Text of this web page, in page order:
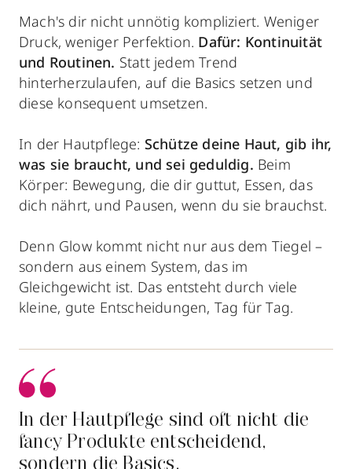
Mach's dir nicht unnötig kompliziert. Weniger
Druck, weniger Perfektion. Dafür: Kontinuität
und Routinen. Statt jedem Trend
hinterherzulaufen, auf die Basics setzen und
diese konsequent umsetzen.
In der Hautpflege: Schütze deine Haut, gib ihr,
was sie braucht, und sei geduldig. Beim
Körper: Bewegung, die dir guttut, Essen, das
dich nährt, und Pausen, wenn du sie brauchst.
Denn Glow kommt nicht nur aus dem Tiegel –
sondern aus einem System, das im
Gleichgewicht ist. Das entsteht durch viele
kleine, gute Entscheidungen, Tag für Tag.
In der Hautpflege sind oft nicht die
fancy Produkte entscheidend,